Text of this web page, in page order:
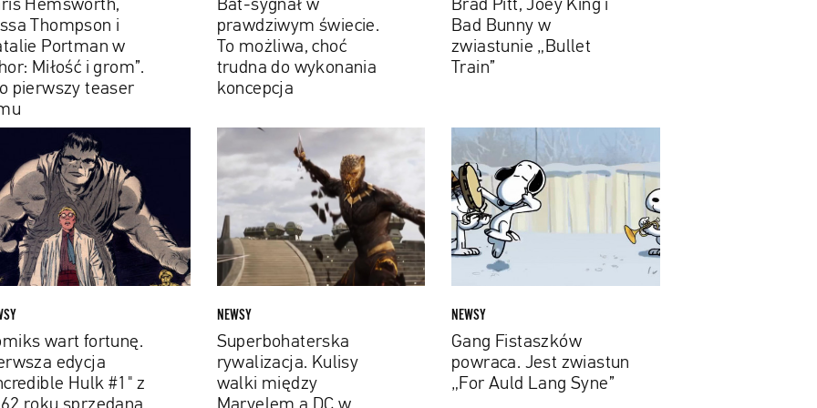
Hemsworth,
Thompson i
Portman w
Miłość i grom”.
pierwszy teaser
wykonania
koncepcja
Bat-sygnał w
prawdziwym świecie.
To możliwa, choć
trudna do wykonania
koncepcja
Train”
Brad Pitt, Joey King i
Bad Bunny w
zwiastunie „Bullet
Train”
wart fortunę.
edycja
Hulk #1" z
roku sprzedana
Superbohaterska
rywalizacja.
Kulisy
walki
między
Marvelem
DC
w
serialu
braci
Russo
NEWSY
Superbohaterska
rywalizacja. Kulisy
walki między
Marvelem a DC w
Gang
Fistaszków
powraca.
Jest
zwiastun
„For
Lang
Syne”
NEWSY
Gang Fistaszków
powraca. Jest zwiastun
„For Auld Lang Syne”